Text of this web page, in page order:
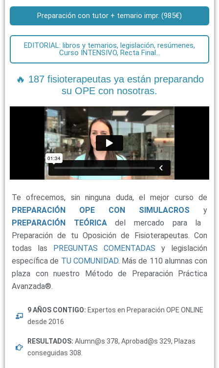
Preparación con tutor + temario impr. (985€)
EDITORIAL: libros y temarios, legislación, resúmenes,
Curso INTENSIVO, Recta Final...
🔥 187 fisioterapeutas ya están preparando
su OPE con nosotras.
Te ofrecemos, sin ninguna duda, el mejor curso de
PREPARACIÓN OPE CON SIMULACROS y
PREPARACIÓN TEÓRICAdel mercado para la
Preparación de tu Oposición de Fisioterapeutas. Con
todas las PREGUNTAS COMENTADAS y legislación
específica de TU COMUNIDAD. Más de 110 alumnas con
plaza con nuestro Método de Preparación Práctica
Avanzada®.
9 AÑOS CONTIGO: Expertos en Preparación OPE ONLINE
desde 2016
RESULTADOS: Alumn@s 378, Aprobad@s 329, Plazas
conseguidas 308.